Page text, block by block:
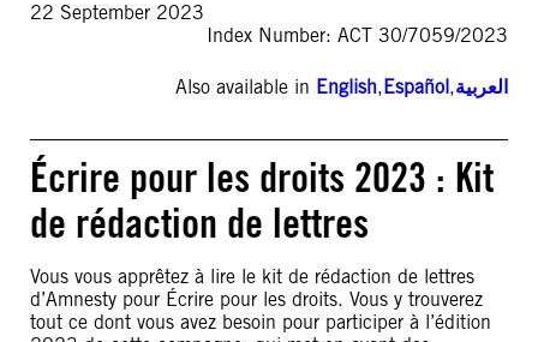
22 September 2023
Index Number: ACT 30/7059/2023
Also available in English,Español,العربية
Écrire pour les droits 2023 : Kit
de rédaction de lettres
Vous vous apprêtez à lire le kit de rédaction de lettres
d’Amnesty pour Écrire pour les droits. Vous y trouverez
tout ce dont vous avez besoin pour participer à l’édition